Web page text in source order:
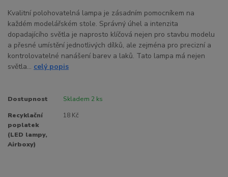
Kvalitní polohovatelná lampa je zásadním pomocníkem na
každém modelářském stole. Správný úhel a intenzita
dopadajícího světla je naprosto klíčová nejen pro stavbu modelu
a přesné umístění jednotlivých dílků, ale zejména pro precizní a
kontrolovatelné nanášení barev a laků. Tato lampa má nejen
světla... celý popis
Dostupnost Skladem 2 ks
Recyklační
poplatek
(LED lampy,
Airboxy)
18 Kč